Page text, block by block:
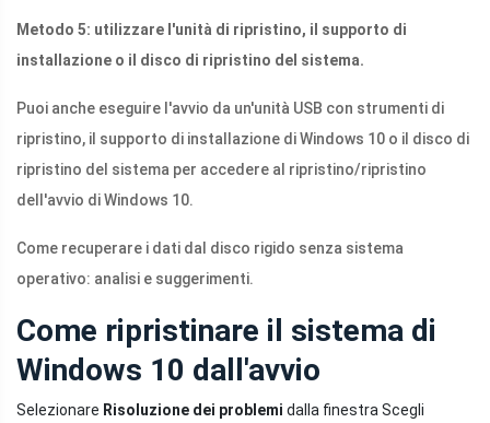
Metodo 5: utilizzare l'unità di ripristino, il supporto di
installazione o il disco di ripristino del sistema.
Puoi anche eseguire l'avvio da un'unità USB con strumenti di
ripristino, il supporto di installazione di Windows 10 o il disco di
ripristino del sistema per accedere al ripristino/ripristino
dell'avvio di Windows 10.
Come recuperare i dati dal disco rigido senza sistema
operativo: analisi e suggerimenti.
Come ripristinare il sistema di
Windows 10 dall'avvio
Selezionare Risoluzione dei problemi dalla finestra Scegli